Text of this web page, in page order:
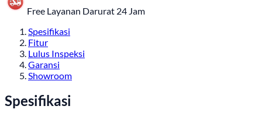
Free Layanan Darurat 24 Jam
Spesifikasi
Fitur
Lulus Inspeksi
Garansi
Showroom
Spesifikasi